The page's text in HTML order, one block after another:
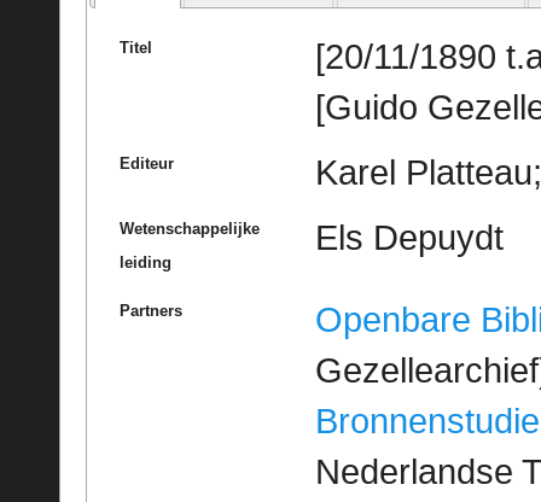
Titel
[20/11/1890
[Guido
Editeur Karel
Wetenschappelijke
leiding
Els Depuydt
Partners
Openbare
Bronnenstudie
Nederlandse